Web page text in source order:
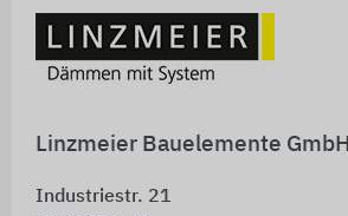
Linzmeier Bauelemente GmbH
Industriestr. 21
Schnelleinstiege